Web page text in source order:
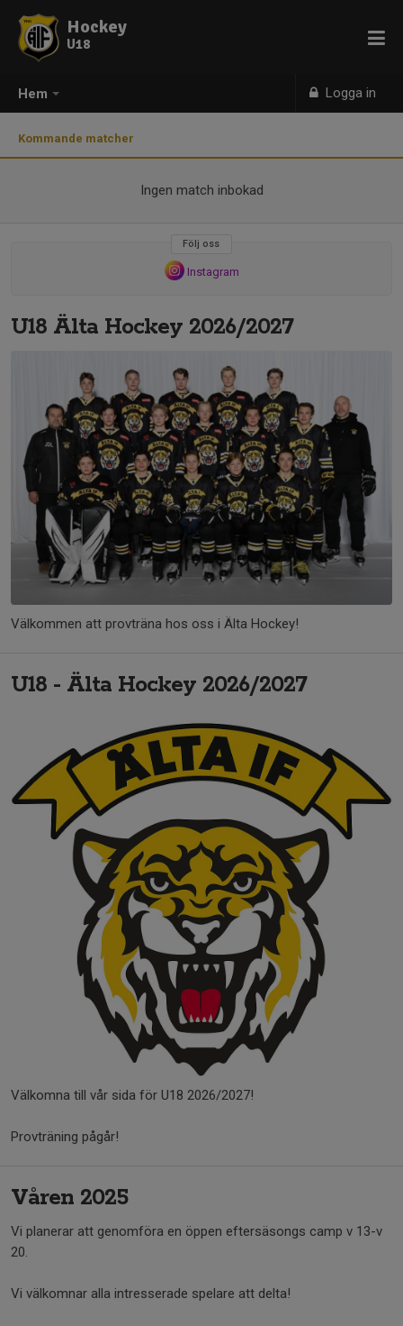
Hem Logga in
Hockey
U18
Kommande matcher
Ingen match inbokad
Följ oss
Instagram
U18 Älta Hockey 2026/2027
Välkommen att provträna hos oss i Älta Hockey!
U18 - Älta Hockey 2026/2027
Välkomna till vår sida för U18 2026/2027!
Provträning pågår!
Våren 2025
Vi planerar att genomföra en öppen eftersäsongs camp v 13-v
20.
Vi välkomnar alla intresserade spelare att delta!